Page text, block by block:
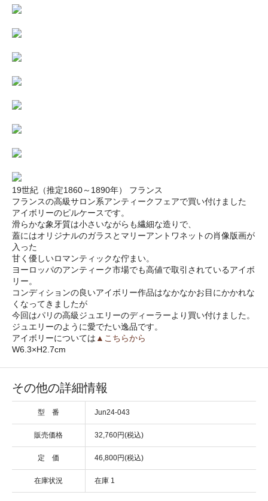
19世紀（推定1860～1890年） フランス
フランスの高級サロン系アンティークフェアで買い付けました
アイボリーのピルケースです。
滑らかな象牙質は小さいながらも繊細な造りで、
蓋にはオリジナルのガラスとマリーアントワネットの肖像版画が
入った
甘く優しいロマンティックな佇まい。
ヨーロッパのアンティーク市場でも高値で取引されているアイボ
リー。
コンディションの良いアイボリー作品はなかなかお目にかかれな
くなってきましたが
今回はパリの高級ジュエリーのディーラーより買い付けました。
ジュエリーのように愛でたい逸品です。
アイボリーについては ▲こちらから
W6.3×H2.7cm
その他の詳細情報
型 番 Jun24-043
販売価格 32,760円(税込)
定 価 46,800円(税込)
在庫状況 在庫 1